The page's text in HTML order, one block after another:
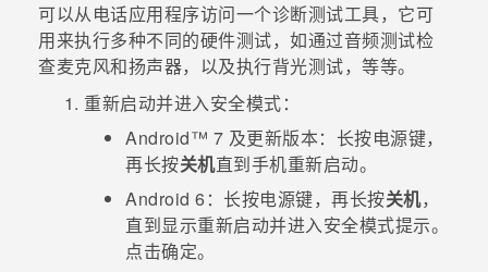
可以从电话应用程序访问一个诊断测试工具，它可
用来执行多种不同的硬件测试，如通过音频测试检
查麦克风和扬声器，以及执行背光测试，等等。
重新启动并进入安全模式：
Android™ 7 及更新版本：长按电源键，
再长按关机直到手机重新启动。
Android 6：长按电源键，再长按关机，
直到显示重新启动并进入安全模式提示。
点击确定。